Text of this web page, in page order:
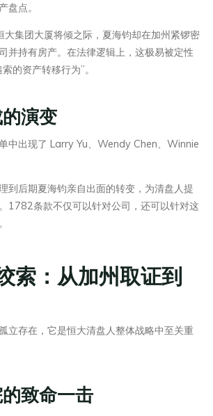
盘点。
大集团大厦将倾之际，夏海钧却在加州紧锣密
并持有房产。在法律逻辑上，这极易被定性
的资产转移行为”。
演变
中出现了 Larry Yu、Wendy Chen、Winnie
到后期夏海钧亲自出面的转变，为清盘人提
1782条款不仅可以针对公司，还可以针对这
索：从加州取证到
立存在，它是恒大清盘人整体战略中至关重
致命一击